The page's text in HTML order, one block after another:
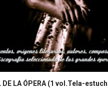
DE LA ÓPERA (1 vol.Tela-